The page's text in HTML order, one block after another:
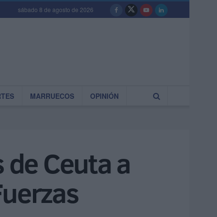
sábado 8 de agosto de 2026
MARRUECOS OPINIÓN
Ceuta a